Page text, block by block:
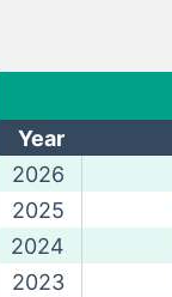
Year
2026
2025
2024
2023